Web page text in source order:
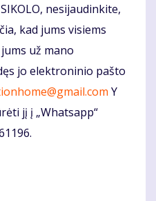
nesijaudinkite,
kad jums visiems
už mano
jo elektroninio pašto
Y
jį į „Whatsapp“